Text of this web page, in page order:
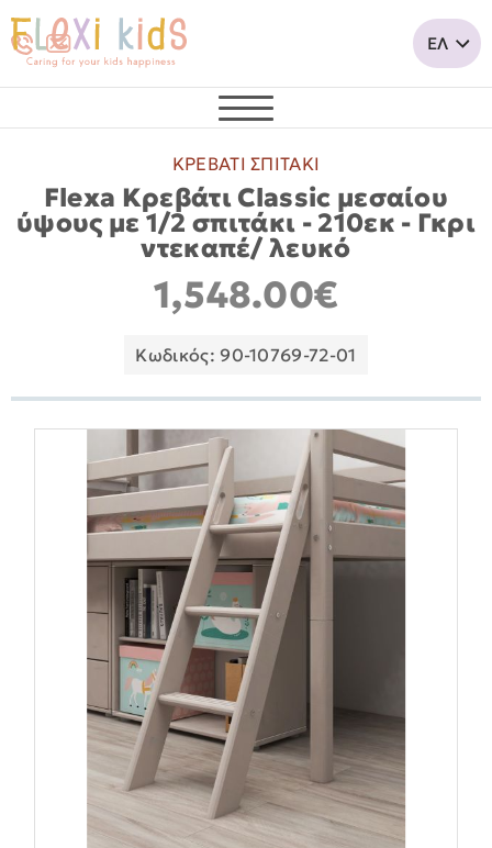
ΚΡΕΒΑΤΙ ΣΠΙΤΑΚΙ
Flexa Κρεβάτι Classic μεσαίου
ύψους με 1/2 σπιτάκι - 210εκ - Γκρι
ντεκαπέ/ λευκό
1,548.00€
Κωδικός: 90-10769-72-01